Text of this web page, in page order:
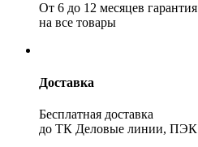
От 6 до 12 месяцев гарантия
на все товары
Доставка
Бесплатная доставка
до ТК Деловые линии, ПЭК